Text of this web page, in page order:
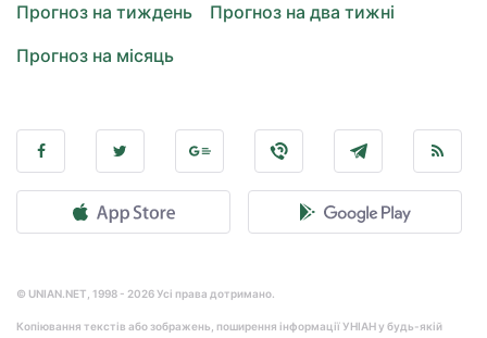
Прогноз на тиждень
Прогноз на два тижні
Прогноз на місяць
© UNIAN.NET, 1998 - 2026 Усі права дотримано.
Копіювання текстів або зображень, поширення інформації УНІАН у будь-якій